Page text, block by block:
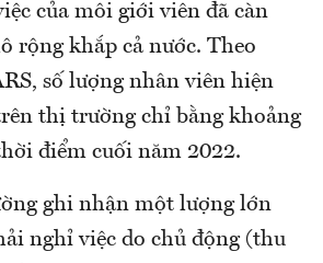
của môi giới viên đã càn
rộng khắp cả nước. Theo
số lượng nhân viên hiện
thị trường chỉ bằng khoảng
điểm cuối năm 2022.
ghi nhận một lượng lớn
nghỉ việc do chủ động (thu